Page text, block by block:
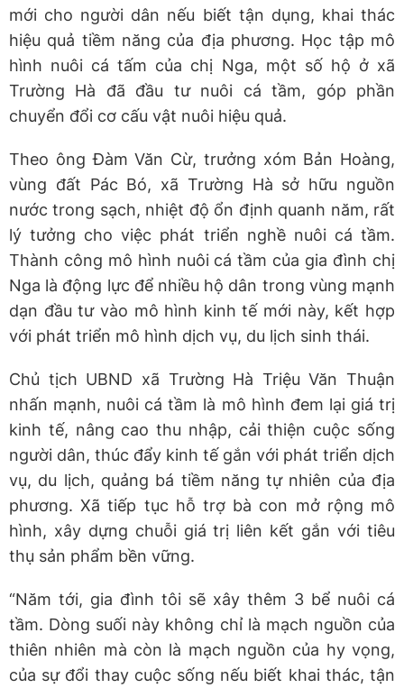
mới cho người dân nếu biết tận dụng, khai thác
hiệu quả tiềm năng của địa phương. Học tập mô
hình nuôi cá tấm của chị Nga, một số hộ ở xã
Trường Hà đã đầu tư nuôi cá tầm, góp phần
chuyển đổi cơ cấu vật nuôi hiệu quả.
Theo ông Đàm Văn Cừ, trưởng xóm Bản Hoàng,
vùng đất Pác Bó, xã Trường Hà sở hữu nguồn
nước trong sạch, nhiệt độ ổn định quanh năm, rất
lý tưởng cho việc phát triển nghề nuôi cá tầm.
Thành công mô hình nuôi cá tầm của gia đình chị
Nga là động lực để nhiều hộ dân trong vùng mạnh
dạn đầu tư vào mô hình kinh tế mới này, kết hợp
với phát triển mô hình dịch vụ, du lịch sinh thái.
Chủ tịch UBND xã Trường Hà Triệu Văn Thuận
nhấn mạnh, nuôi cá tầm là mô hình đem lại giá trị
kinh tế, nâng cao thu nhập, cải thiện cuộc sống
người dân, thúc đẩy kinh tế gắn với phát triển dịch
vụ, du lịch, quảng bá tiềm năng tự nhiên của địa
phương. Xã tiếp tục hỗ trợ bà con mở rộng mô
hình, xây dựng chuỗi giá trị liên kết gắn với tiêu
thụ sản phẩm bền vững.
“Năm tới, gia đình tôi sẽ xây thêm 3 bể nuôi cá
tầm. Dòng suối này không chỉ là mạch nguồn của
thiên nhiên mà còn là mạch nguồn của hy vọng,
của sự đổi thay cuộc sống nếu biết khai thác, tận